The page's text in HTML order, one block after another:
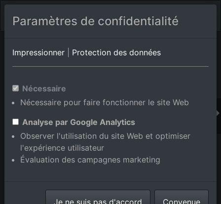
Album de lieux Brühl en Bade-Wurtemberg,Allemagne
Paramètres de confidentialité
Impressionner Protection des données
Nécessaire
Nécessaire pour faire fonctionner le site Web
Analyse par Google Analytics
Observer l'utilisation du site Web et optimiser
l'expérience utilisateur
Évaluation des campagnes marketing
Je ne suis pas d'accord Convenue